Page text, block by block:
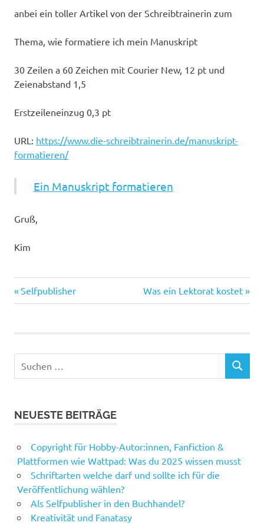
anbei ein toller Artikel von der Schreibtrainerin zum
Thema, wie formatiere ich mein Manuskript
30 Zeilen a 60 Zeichen mit Courier New, 12 pt und
Zeienabstand 1,5
Erstzeileneinzug 0,3 pt
URL: https://www.die-schreibtrainerin.de/manuskript-
formatieren/
Ein Manuskript formatieren
Gruß,
Kim
Beitragsnavigation
Vorheriger
Beitrag:
Selfpublisher
Nächster
Beitrag:
Was ein Lektorat kostet
nach:
SUCHEN
NEUESTE BEITRÄGE
Copyright für Hobby-Autor:innen, Fanfiction &
Plattformen wie Wattpad: Was du 2025 wissen musst
Schriftarten welche darf und sollte ich für die
Veröffentlichung wählen?
Als Selfpublisher in den Buchhandel?
Kreativität und Fanatasy